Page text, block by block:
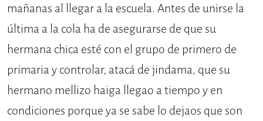
mañanas al llegar a la escuela. Antes de unirse la
última a la cola ha de asegurarse de que su
hermana chica esté con el grupo de primero de
primaria y controlar, atacá de jindama, que su
hermano mellizo haiga llegao a tiempo y en
condiciones porque ya se sabe lo dejaos que son